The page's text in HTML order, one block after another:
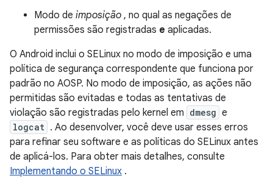
Modo de imposição , no qual as negações de
permissões são registradas e aplicadas.
O Android inclui o SELinux no modo de imposição e uma
política de segurança correspondente que funciona por
padrão no AOSP. No modo de imposição, as ações não
permitidas são evitadas e todas as tentativas de
violação são registradas pelo kernel em dmesg e
logcat . Ao desenvolver, você deve usar esses erros
para refinar seu software e as políticas do SELinux antes
de aplicá-los. Para obter mais detalhes, consulte
Implementando o SELinux .